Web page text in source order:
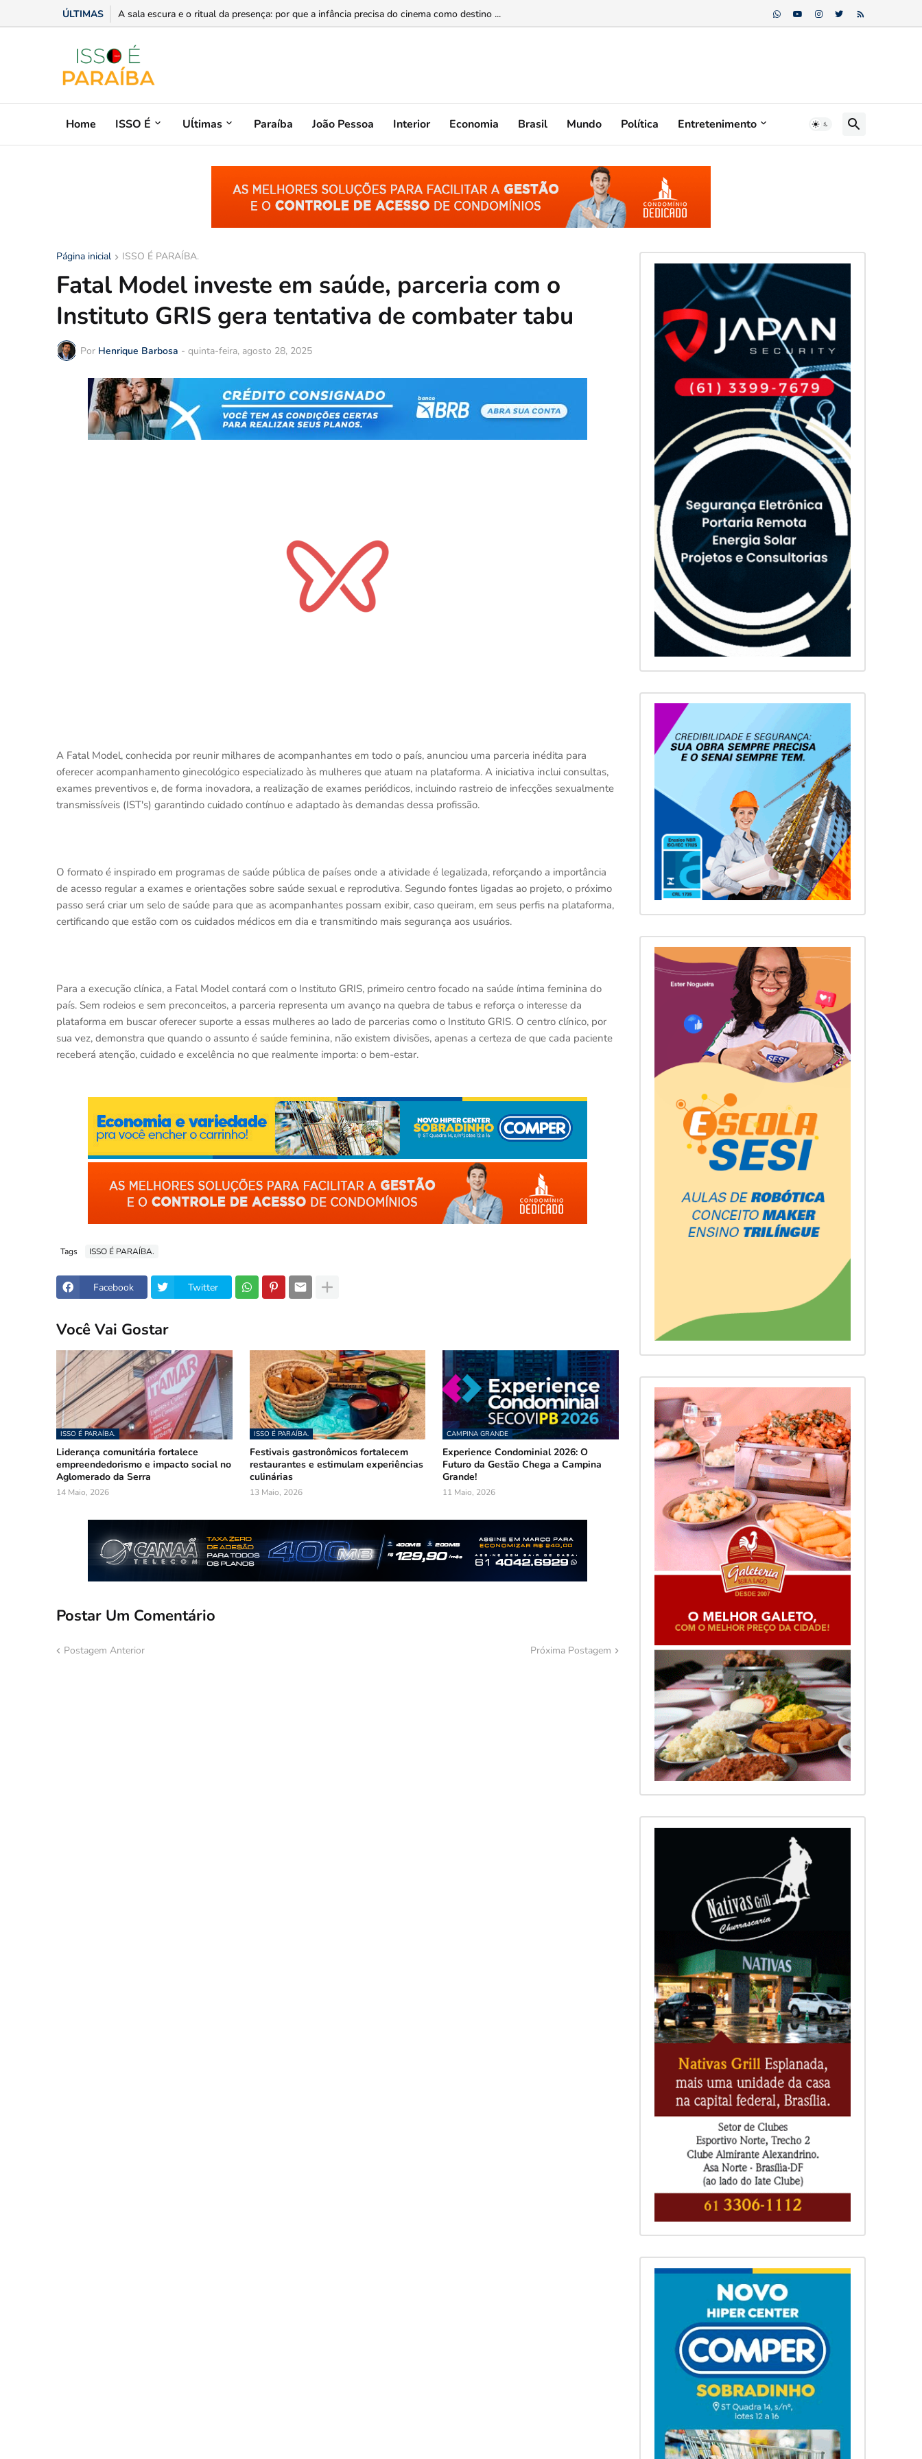
ÚLTIMAS “Você sabe com quem está falando?”: A corrupção sistêmica nos órgãos públicos ...
Home ISSO É Uĺtimas Paraíba João Pessoa Interior Economia Brasil Mundo Política Entretenimento
Página inicial ISSO É PARAÍBA.
Fatal Model investe em saúde, parceria com o
Instituto GRIS gera tentativa de combater tabu
Por Henrique Barbosa - quinta-feira, agosto 28, 2025
A Fatal Model, conhecida por reunir milhares de acompanhantes em todo o país, anunciou uma parceria inédita para
oferecer acompanhamento ginecológico especializado às mulheres que atuam na plataforma. A iniciativa inclui consultas,
exames preventivos e, de forma inovadora, a realização de exames periódicos, incluindo rastreio de infecções sexualmente
transmissíveis (IST's) garantindo cuidado contínuo e adaptado às demandas dessa profissão.
O formato é inspirado em programas de saúde pública de países onde a atividade é legalizada, reforçando a importância
de acesso regular a exames e orientações sobre saúde sexual e reprodutiva. Segundo fontes ligadas ao projeto, o próximo
passo será criar um selo de saúde para que as acompanhantes possam exibir, caso queiram, em seus perfis na plataforma,
certificando que estão com os cuidados médicos em dia e transmitindo mais segurança aos usuários.
Para a execução clínica, a Fatal Model contará com o Instituto GRIS, primeiro centro focado na saúde íntima feminina do
país. Sem rodeios e sem preconceitos, a parceria representa um avanço na quebra de tabus e reforça o interesse da
plataforma em buscar oferecer suporte a essas mulheres ao lado de parcerias como o Instituto GRIS. O centro clínico, por
sua vez, demonstra que quando o assunto é saúde feminina, não existem divisões, apenas a certeza de que cada paciente
receberá atenção, cuidado e excelência no que realmente importa: o bem-estar.
Tags ISSO É PARAÍBA.
Facebook Twitter
Você Vai Gostar
ISSO É PARAÍBA.
Liderança comunitária fortalece
empreendedorismo e impacto social no
Aglomerado da Serra
14 Maio, 2026
ISSO É PARAÍBA.
Festivais gastronômicos fortalecem
restaurantes e estimulam experiências
culinárias
13 Maio, 2026
CAMPINA GRANDE
Experience Condominial 2026: O
Futuro da Gestão Chega a Campina
Grande!
11 Maio, 2026
Postar Um Comentário
Postagem Anterior Próxima Postagem